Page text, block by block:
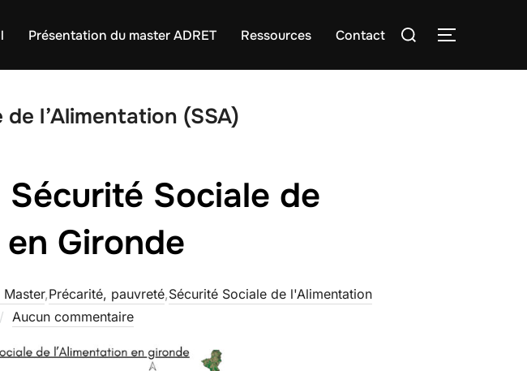
Présentation du master ADRET Ressources Contact
Rechercher :
l’Alimentation (SSA)
Sociale de
Gironde
,Précarité, pauvreté,Sécurité Sociale de l'Alimentation
Aucun commentaire